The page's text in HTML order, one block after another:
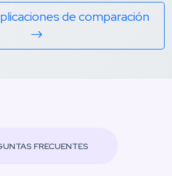
de comparación
FRECUENTES